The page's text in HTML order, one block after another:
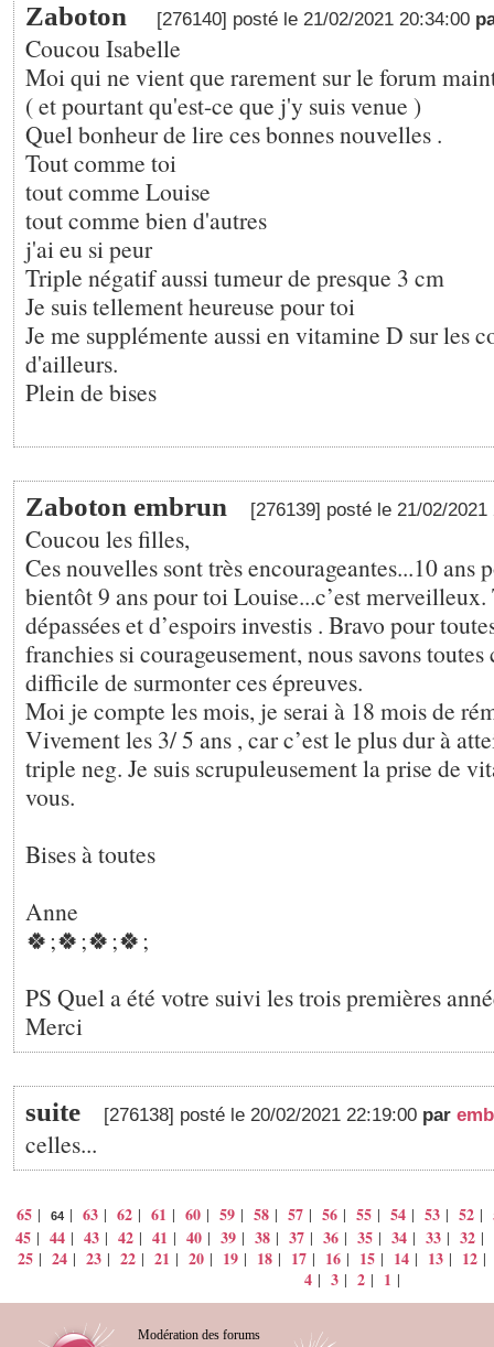
Zaboton [276140] posté le 21/02/2021 20:34:00
Coucou Isabelle
Moi qui ne vient que rarement sur le forum
( et pourtant qu'est-ce que j'y suis venue )
Quel bonheur de lire ces bonnes nouvelles .
Tout comme toi
tout comme Louise
tout comme bien d'autres
j'ai eu si peur
Triple négatif aussi tumeur de presque 3 cm
Je suis tellement heureuse pour toi
Je me supplémente aussi en vitamine D sur les
d'ailleurs.
Plein de bises
Zaboton embrun [276139] posté le 21/02/
Coucou les filles,
Ces nouvelles sont très encourageantes...10 ans
bientôt 9 ans pour toi Louise...c’est
dépassées et d’espoirs investis . Bravo pour
franchies si courageusement, nous savons
difficile de surmonter ces épreuves.
Moi je compte les mois, je serai à 18 mois de
Vivement les 3/ 5 ans , car c’est le plus dur à
triple neg. Je suis scrupuleusement la prise de
vous.
Bises à toutes
Anne
🍀;🍀;🍀;🍀;
PS Quel a été votre suivi les trois premières
Merci
suite [276138] posté le 20/02/2021 22:19:00 par
celles...
65 | 64 | 63 | 62 | 61 | 60 | 59 | 58 | 57 | 56 | 55 | 54 | 53 | 52 |
45 | 44 | 43 | 42 | 41 | 40 | 39 | 38 | 37 | 36 | 35 | 34 | 33 | 32 |
25 | 24 | 23 | 22 | 21 | 20 | 19 | 18 | 17 | 16 | 15 | 14 | 13 | 12
4 | 3 | 2 | 1 |
Modération des forums